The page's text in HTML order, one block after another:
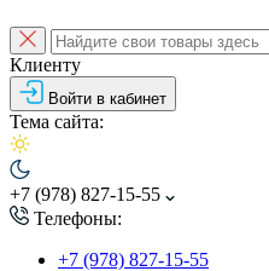
Клиенту
Войти в кабинет
Тема сайта:
+7 (978) 827-15-55
Телефоны:
+7 (978) 827-15-55